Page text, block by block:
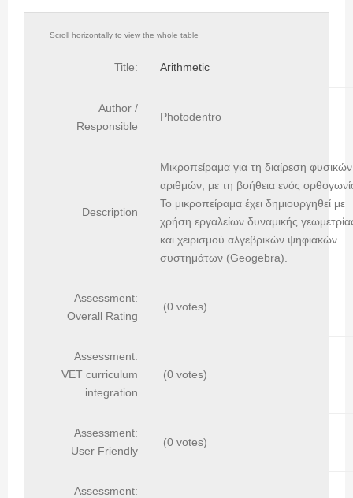
Title: Arithmetic
Author /
Responsible
Photodentro
Description
Μικροπείραμα για τη διαίρεση φυσικών
αριθμών, με τη βοήθεια ενός
To μικροπείραμα έχει δημιουργηθεί με
χρήση εργαλείων δυναμικής
και χειρισμού αλγεβρικών ψηφιακών
συστημάτων (Geogebra).
Assessment:
Overall Rating
(0 votes)
Assessment:
VET curriculum
integration
(0 votes)
Assessment:
User Friendly
(0 votes)
Assessment: